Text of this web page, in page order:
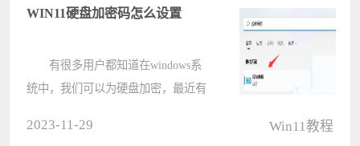
登陆选项，然后验证自己的微软账号
WIN11硬盘加密码怎么设置
有很多用户都知道在windows系
统中，我们可以为硬盘加密，最近有
2023-11-29 Win11教程